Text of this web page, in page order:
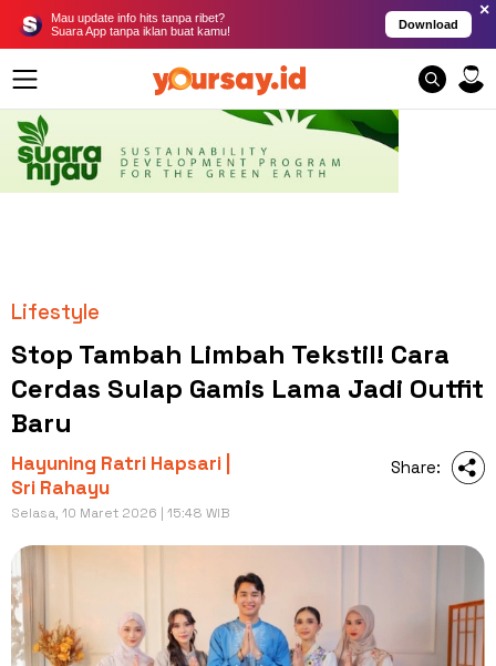
Mau update info hits tanpa ribet?
Suara App tanpa iklan buat kamu!
Download
×
Lifestyle
Stop Tambah Limbah Tekstil! Cara
Cerdas Sulap Gamis Lama Jadi Outfit
Baru
Hayuning Ratri Hapsari |
Sri Rahayu
Selasa, 10 Maret 2026 | 15:48 WIB
Share: